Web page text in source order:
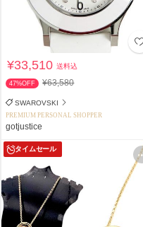
¥33,510送料込
47%OFF ¥63,580
SWAROVSKI
PREMIUM PERSONAL SHOPPER
gotjustice
タイムセール